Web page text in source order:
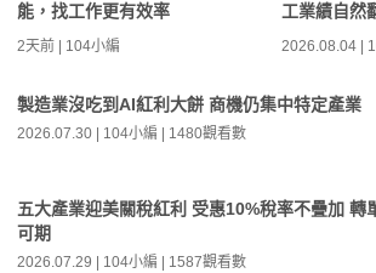
能，找工作更有效率
2天前 | 104小編
工業績自然
2026.08.04 |
製造業沒吃到AI紅利大餅 商機仍集中特定產業
2026.07.30 | 104小編 | 1480觀看數
五大產業迎美關稅紅利 受惠10%稅率不疊加 轉
可期
2026.07.29 | 104小編 | 1587觀看數